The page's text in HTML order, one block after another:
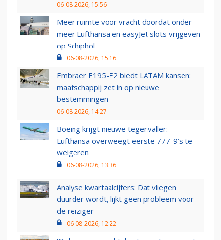
06-08-2026, 15:56
Meer ruimte voor vracht doordat onder
meer Lufthansa en easyJet slots vrijgeven
op Schiphol
06-08-2026, 15:16
Embraer E195-E2 biedt LATAM kansen:
maatschappij zet in op nieuwe
bestemmingen
06-08-2026, 14:27
Boeing krijgt nieuwe tegenvaller:
Lufthansa overweegt eerste 777-9’s te
weigeren
06-08-2026, 13:36
Analyse kwartaalcijfers: Dat vliegen
duurder wordt, lijkt geen probleem voor
de reiziger
06-08-2026, 12:22